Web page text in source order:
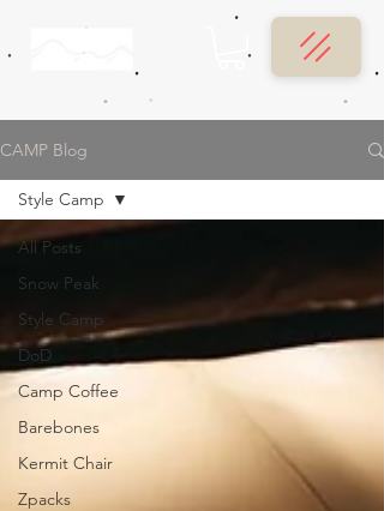
CAMP Blog
All Posts
Snow Peak
Style Camp
DoD
Camp Coffee
Barebones
Kermit Chair
Zpacks
Style Camp